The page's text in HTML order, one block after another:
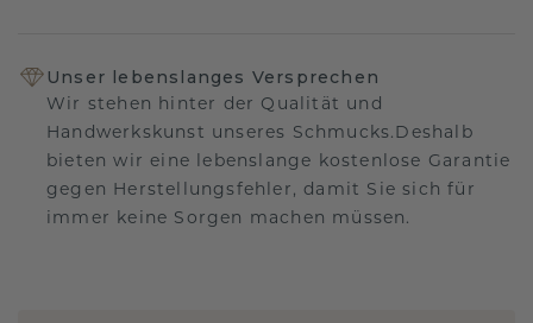
Unser lebenslanges Versprechen
Wir stehen hinter der Qualität und
Handwerkskunst unseres Schmucks.Deshalb
bieten wir eine lebenslange kostenlose Garantie
gegen Herstellungsfehler, damit Sie sich für
immer keine Sorgen machen müssen.